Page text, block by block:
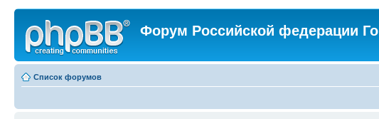
Форум Российской федерации Го
Список форумов